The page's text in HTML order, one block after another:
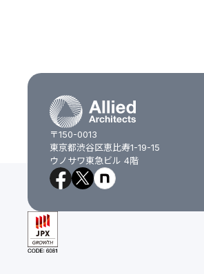
〒150-0013
東京都渋谷区恵比寿1-19-15
ウノサワ東急ビル 4階